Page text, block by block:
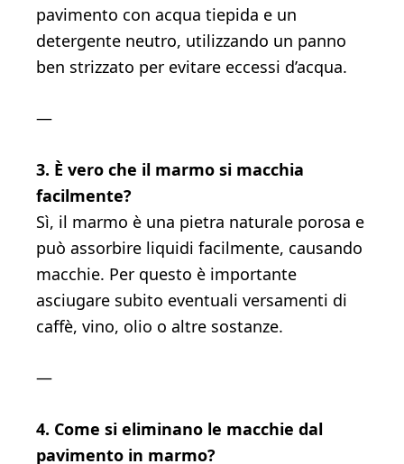
pavimento con acqua tiepida e un
detergente neutro, utilizzando un panno
ben strizzato per evitare eccessi d’acqua.
—
3. È vero che il marmo si macchia
facilmente?
Sì, il marmo è una pietra naturale porosa e
può assorbire liquidi facilmente, causando
macchie. Per questo è importante
asciugare subito eventuali versamenti di
caffè, vino, olio o altre sostanze.
—
4. Come si eliminano le macchie dal
pavimento in marmo?